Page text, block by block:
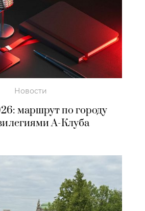
Новости
маршрут по городу
А-Клуба